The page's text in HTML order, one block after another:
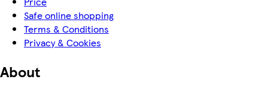
Safe online shopping
Terms & Conditions
Privacy & Cookies
About